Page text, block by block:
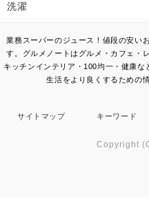
洗濯
業務スーパーのジュース！値段の安い
す。グルメノートはグルメ・カフェ・
キッチンインテリア・100均一・健康
生活をより良くするための
サイトマップ キーワード
Copyright